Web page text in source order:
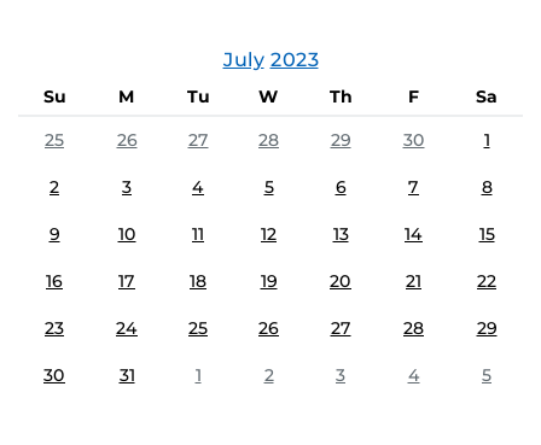
July 2023
Su M Tu W Th F
Sa
25
26 27 28 29 30 1
2 3 4 5 6 7 8
9 10 11 12 13 14 15
16 17 18 19 20 21 22
23 24 25 26 27 28 29
30 31 1 2 3 4 5